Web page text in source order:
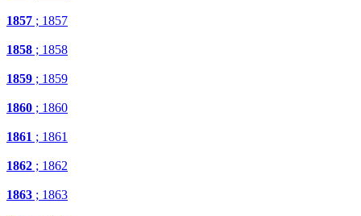
1857 ; 1857
1858 ; 1858
1859 ; 1859
1860 ; 1860
1861 ; 1861
1862 ; 1862
1863 ; 1863